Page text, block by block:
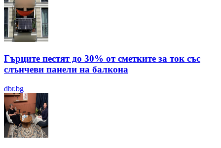
Гърците пестят до 30% от сметките за ток със
слънчеви панели на балкона
dbr.bg